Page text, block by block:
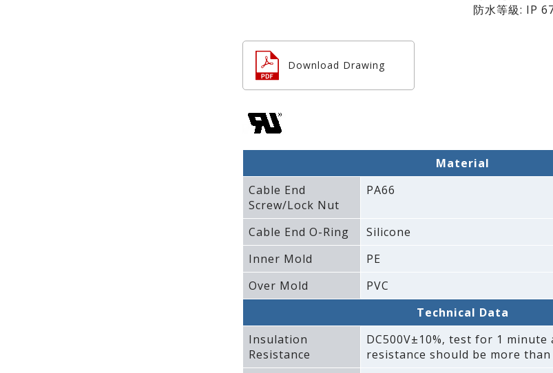
防水等級: IP
Download Drawing
Material
Cable End
Screw/Lock Nut
PA66
Cable End O-Ring
Silicone
Inner Mold
PE
Over Mold
PVC
Technical Data
Insulation
Resistance
DC500V±10%‚ test for 1
resistance should be more